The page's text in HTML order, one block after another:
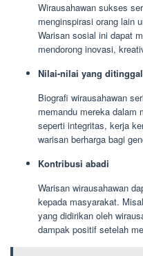
Wirausahawan sukses
menginspirasi orang lain
Warisan sosial ini dapat
mendorong inovasi,
Nilai-nilai yang
Biografi wirausahawan
memandu mereka dalam
seperti integritas, kerja
warisan berharga bagi
Kontribusi abadi
Warisan wirausahawan
kepada masyarakat.
yang didirikan oleh
dampak positif setelah